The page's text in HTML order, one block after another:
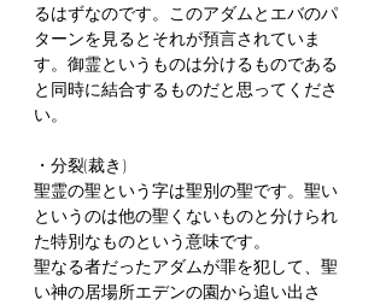
るはずなのです。このアダムとエバのパ
ターンを見るとそれが預言されていま
す。御霊というものは分けるものである
と同時に結合するものだと思ってくださ
い。
・分裂(裁き)
聖霊の聖という字は聖別の聖です。聖い
というのは他の聖くないものと分けられ
た特別なものという意味です。
聖なる者だったアダムが罪を犯して、聖
い神の居場所エデンの園から追い出さ